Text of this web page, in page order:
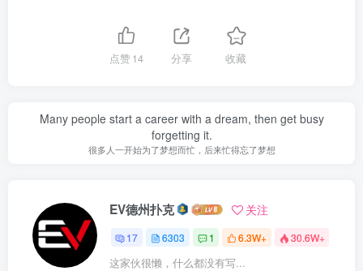
点赞14 分享 收藏
Many people start a career with a dream, then get busy
forgetting it.
很多人一开始为了梦想而忙，后来忙得忘了梦想
EV德州扑克 关注
17 6303 1 6.3W+ 30.6W+
这家伙很懒，什么都没有写...